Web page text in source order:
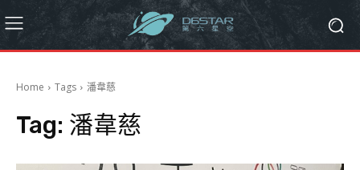
Home Tags 潘韋慈
Tag: 潘韋慈